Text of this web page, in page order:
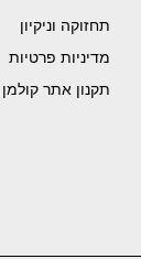
תחזוקה וניקיון
מדיניות פרטיות
תקנון אתר קולמן